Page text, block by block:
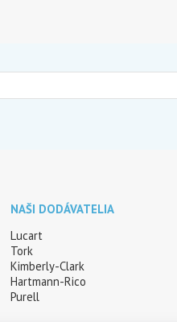
NAŠI DODÁVATELIA
Lucart
Tork
Kimberly-Clark
Hartmann-Rico
Purell